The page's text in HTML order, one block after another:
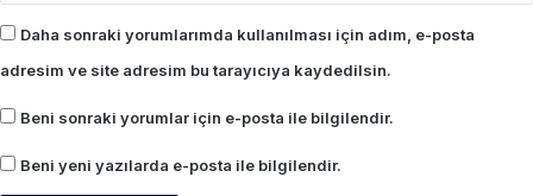
Daha sonraki yorumlarımda kullanılması için adım, e-posta
adresim ve site adresim bu tarayıcıya kaydedilsin.
Beni sonraki yorumlar için e-posta ile bilgilendir.
Beni yeni yazılarda e-posta ile bilgilendir.